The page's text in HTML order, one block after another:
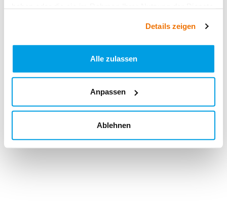
Details zeigen
Alle zulassen
Anpassen
Ablehnen